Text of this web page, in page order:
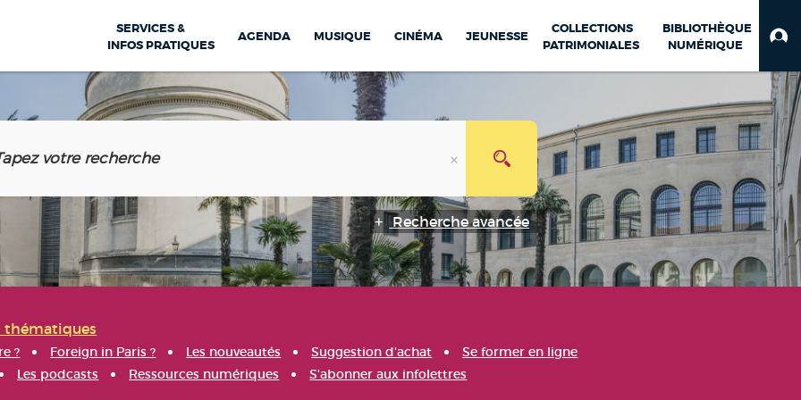
SERVICES &
INFOS PRATIQUES
AGENDA MUSIQUE CINÉMA JEUNESSE
COLLECTIONS
PATRIMONIALES
BIBLIOTHÈQUE
NUMÉRIQUE
Recherche avancée
thématiques
? Foreign in Paris ? Les nouveautés Suggestion d'achat
Se former en ligne
Les podcasts Ressources numériques S'abonner aux infolettres